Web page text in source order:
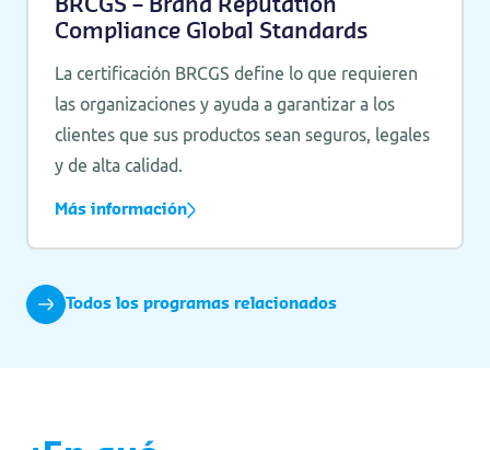
BRCGS – Brand Reputation
Compliance Global Standards
La certificación BRCGS define lo que requieren
las organizaciones y ayuda a garantizar a los
clientes que sus productos sean seguros, legales
y de alta calidad.
Más información
Todos los programas relacionados